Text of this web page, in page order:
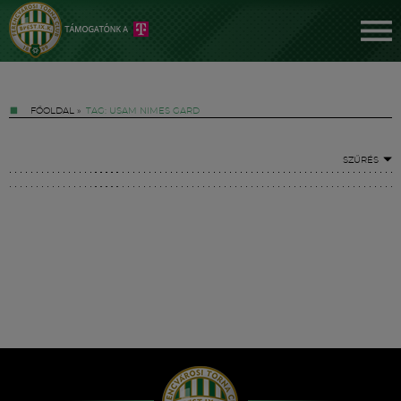
FŐOLDAL » TAG: USAM NIMES GARD
SZŰRÉS
Hírek